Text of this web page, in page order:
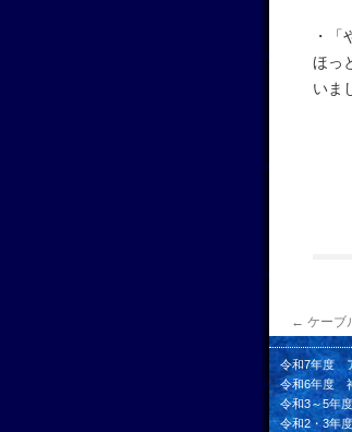
・
ほっ
いま
← ケーブ
令和7年度
令和6年度
令和3～5年
令和2・3年